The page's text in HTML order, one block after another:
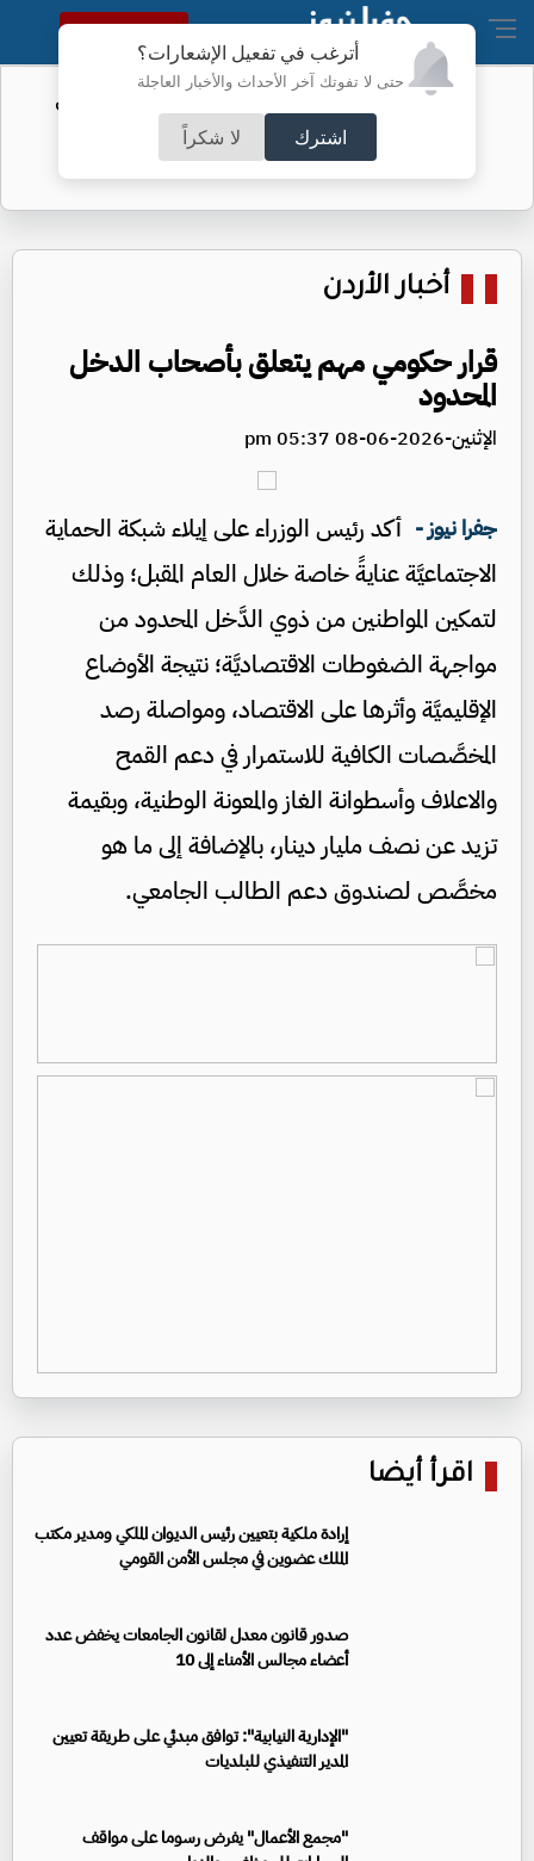
أترغب في تفعيل الإشعارات؟
حتى لا تفوتك آخر الأحداث والأخبار العاجلة
اشترك لا شكراً
النسخة الكاملة
الفيفا يحول مستحقات الأردن المالية من
كأس العرب
أخبار الأردن
قرار حكومي مهم يتعلق بأصحاب الدخل
المحدود
الإثنين-2026-06-08 05:37 pm
جفرا نيوز - أكد رئيس الوزراء على إيلاء شبكة الحماية
الاجتماعيَّة عنايةً خاصة خلال العام المقبل؛ وذلك
لتمكين المواطنين من ذوي الدَّخل المحدود من
مواجهة الضغوطات الاقتصاديَّة؛ نتيجة الأوضاع
الإقليميَّة وأثرها على الاقتصاد، ومواصلة رصد
المخصَّصات الكافية للاستمرار في دعم القمح
والاعلاف وأسطوانة الغاز والمعونة الوطنية، وبقيمة
تزيد عن نصف مليار دينار، بالإضافة إلى ما هو
مخصَّص لصندوق دعم الطالب الجامعي.
اقرأ أيضا
إرادة ملكية بتعيين رئيس الديوان الملكي ومدير مكتب
الملك عضوين في مجلس الأمن القومي
صدور قانون معدل لقانون الجامعات يخفض عدد
أعضاء مجالس الأمناء إلى 10
"الإدارية النيابية": توافق مبدئي على طريقة تعيين
المدير التنفيذي للبلديات
"مجمع الأعمال" يفرض رسوما على مواقف